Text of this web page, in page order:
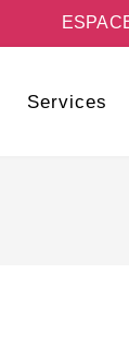
Services